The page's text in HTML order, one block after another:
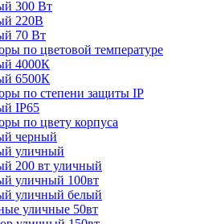
300 Вт
220В
70 Вт
по цветовой температуре
4000К
6500К
по степени защиты IP
IP65
по цвету корпуса
черный
уличный
200 вт уличный
уличный 100вт
уличный белый
уличные 50вт